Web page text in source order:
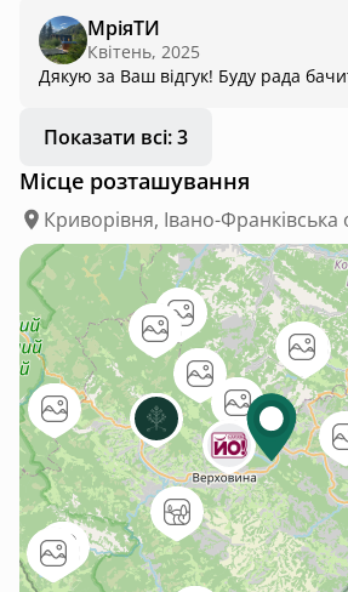
МріяТИ
Квітень, 2025
Дякую за Ваш відгук! Буду рада
Показати всі: 3
Місце розташування
Криворівня, Івано-Франківська